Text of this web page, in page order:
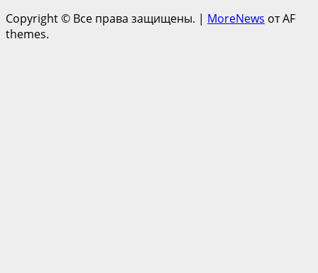
Copyright © Все права защищены. | MoreNews от AF
themes.